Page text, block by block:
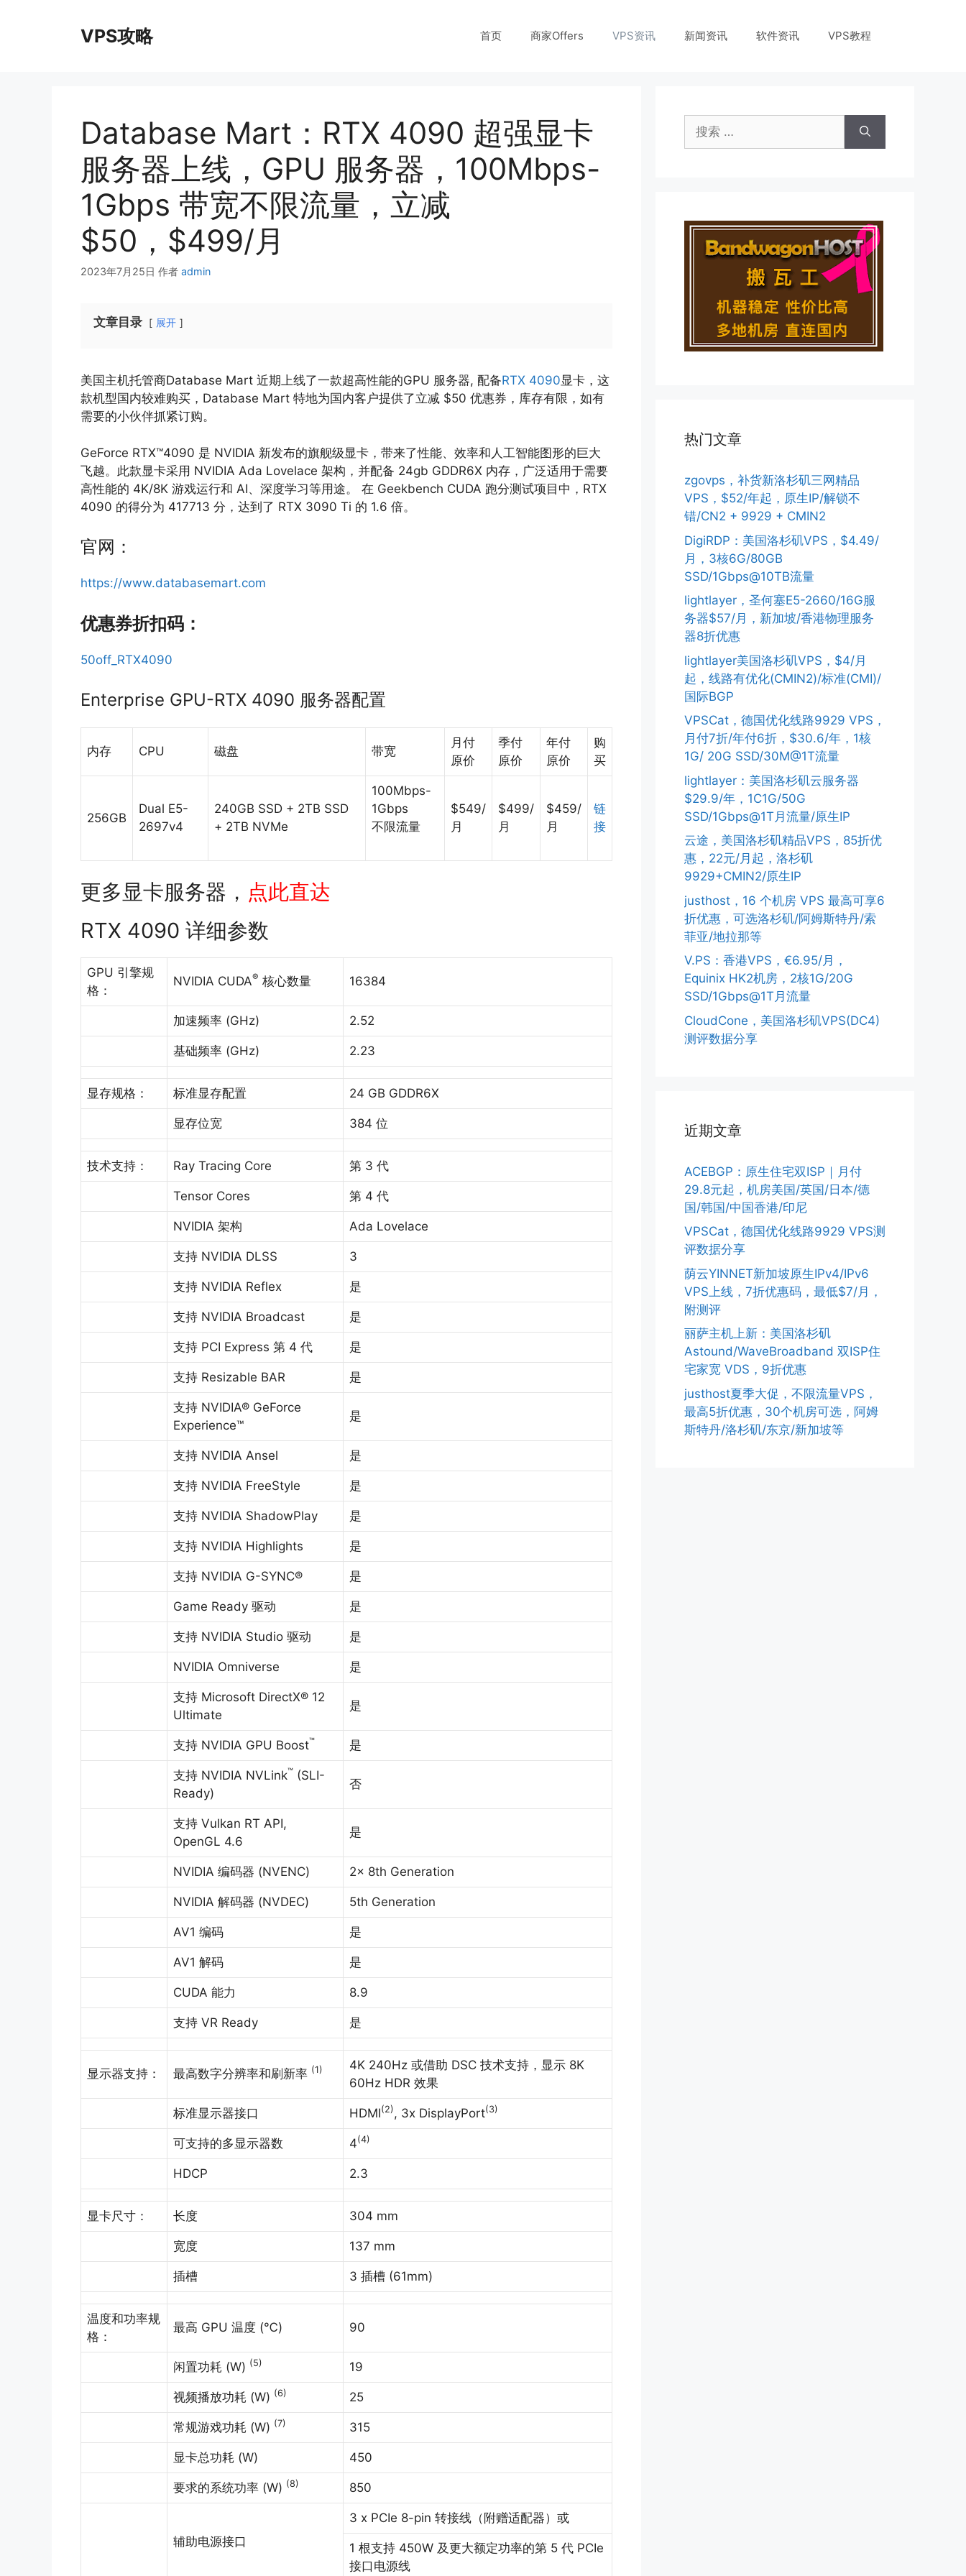
VPS攻略 首页 商家Offers VPS资讯 新闻资讯 软件资讯 VPS教程
Database Mart：RTX 4090 超强显卡
服务器上线，GPU 服务器，100Mbps-
1Gbps 带宽不限流量，立减
$50，$499/月
2023年7月25日 作者 admin
文章目录 展开
美国主机托管商Database Mart 近期上线了一款超高性能的GPU 服务器, 配备RTX 4090显卡，这
款机型国内较难购买，Database Mart 特地为国内客户提供了立减 $50 优惠券，库存有限，如有
需要的小伙伴抓紧订购。
GeForce RTX™4090 是 NVIDIA 新发布的旗舰级显卡，带来了性能、效率和人工智能图形的巨大
飞越。此款显卡采用 NVIDIA Ada Lovelace 架构，并配备 24gb GDDR6X 内存，广泛适用于需要
高性能的 4K/8K 游戏运行和 AI、深度学习等用途。 在 Geekbench CUDA 跑分测试项目中，RTX
4090 的得分为 417713 分，达到了 RTX 3090 Ti 的 1.6 倍。
官网：
https://www.databasemart.com
优惠券折扣码：
50off_RTX4090
Enterprise GPU-RTX 4090 服务器配置
内存 CPU 磁盘 带宽
月付
原价
季付
原价
年付
原价
购
买
256GB
Dual E5-
2697v4
240GB SSD + 2TB SSD
+ 2TB NVMe
100Mbps-
1Gbps
不限流量
$549/
月
$499/
月
$459/
月
链
接
更多显卡服务器， 点此直达
RTX 4090 详细参数
GPU 引擎规
格：
NVIDIA CUDA® 核心数量 16384
加速频率 (GHz) 2.52
基础频率 (GHz) 2.23
显存规格： 标准显存配置 24 GB GDDR6X
显存位宽 384 位
技术支持： Ray Tracing Core 第 3 代
Tensor Cores 第 4 代
NVIDIA 架构 Ada Lovelace
支持 NVIDIA DLSS 3
支持 NVIDIA Reflex 是
支持 NVIDIA Broadcast 是
支持 PCI Express 第 4 代 是
支持 Resizable BAR 是
支持 NVIDIA® GeForce
Experience™
是
支持 NVIDIA Ansel 是
支持 NVIDIA FreeStyle 是
支持 NVIDIA ShadowPlay 是
支持 NVIDIA Highlights 是
支持 NVIDIA G-SYNC® 是
Game Ready 驱动 是
支持 NVIDIA Studio 驱动 是
NVIDIA Omniverse 是
支持 Microsoft DirectX® 12
Ultimate
是
支持 NVIDIA GPU Boost™ 是
支持 NVIDIA NVLink™ (SLI-
Ready)
否
支持 Vulkan RT API,
OpenGL 4.6
是
NVIDIA 编码器 (NVENC) 2x 8th Generation
NVIDIA 解码器 (NVDEC) 5th Generation
AV1 编码 是
AV1 解码 是
CUDA 能力 8.9
支持 VR Ready 是
显示器支持： 最高数字分辨率和刷新率 (1)
4K 240Hz 或借助 DSC 技术支持，显示 8K
60Hz HDR 效果
标准显示器接口 HDMI(2), 3x DisplayPort(3)
可支持的多显示器数 4(4)
HDCP 2.3
显卡尺寸： 长度 304 mm
宽度 137 mm
插槽 3 插槽 (61mm)
温度和功率规
格：
最高 GPU 温度 (℃) 90
闲置功耗 (W) (5) 19
视频播放功耗 (W) (6) 25
常规游戏功耗 (W) (7) 315
显卡总功耗 (W) 450
要求的系统功率 (W) (8) 850
辅助电源接口
3 x PCIe 8-pin 转接线（附赠适配器）或
1 根支持 450W 及更大额定功率的第 5 代 PCIe
接口电源线
索：
热门文章
zgovps，补货新洛杉矶三网精品
VPS，$52/年起，原生IP/解锁不
错/CN2 + 9929 + CMIN2
DigiRDP：美国洛杉矶VPS，$4.49/
月，3核6G/80GB
SSD/1Gbps@10TB流量
lightlayer，圣何塞E5-2660/16G服
务器$57/月，新加坡/香港物理服务
器8折优惠
lightlayer美国洛杉矶VPS，$4/月
起，线路有优化(CMIN2)/标准(CMI)/
国际BGP
VPSCat，德国优化线路9929 VPS，
月付7折/年付6折，$30.6/年，1核
1G/ 20G SSD/30M@1T流量
lightlayer：美国洛杉矶云服务器
$29.9/年，1C1G/50G
SSD/1Gbps@1T月流量/原生IP
云途，美国洛杉矶精品VPS，85折优
惠，22元/月起，洛杉矶
9929+CMIN2/原生IP
justhost，16 个机房 VPS 最高可享6
折优惠，可选洛杉矶/阿姆斯特丹/索
菲亚/地拉那等
V.PS：香港VPS，€6.95/月，
Equinix HK2机房，2核1G/20G
SSD/1Gbps@1T月流量
CloudCone，美国洛杉矶VPS(DC4)
测评数据分享
近期文章
ACEBGP：原生住宅双ISP｜月付
29.8元起，机房美国/英国/日本/德
国/韩国/中国香港/印尼
VPSCat，德国优化线路9929 VPS测
评数据分享
荫云YINNET新加坡原生IPv4/IPv6
VPS上线，7折优惠码，最低$7/月，
附测评
丽萨主机上新：美国洛杉矶
Astound/WaveBroadband 双ISP住
宅家宽 VDS，9折优惠
justhost夏季大促，不限流量VPS，
最高5折优惠，30个机房可选，阿姆
斯特丹/洛杉矶/东京/新加坡等